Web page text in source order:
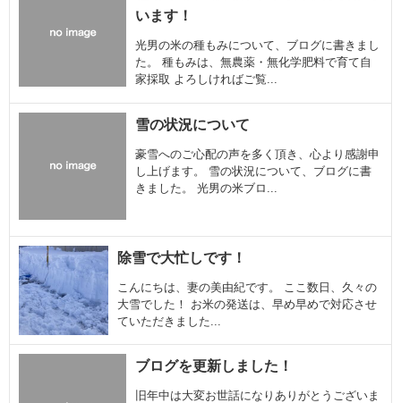
います！
光男の米の種もみについて、ブログに書きまし
た。 種もみは、無農薬・無化学肥料で育て自
家採取 よろしければご覧...
雪の状況について
豪雪へのご心配の声を多く頂き、心より感謝申
し上げます。 雪の状況について、ブログに書
きました。 光男の米ブロ...
除雪で大忙しです！
こんにちは、妻の美由紀です。 ここ数日、久々の
大雪でした！ お米の発送は、早め早めで対応させ
ていただきました...
ブログを更新しました！
旧年中は大変お世話になりありがとうございま